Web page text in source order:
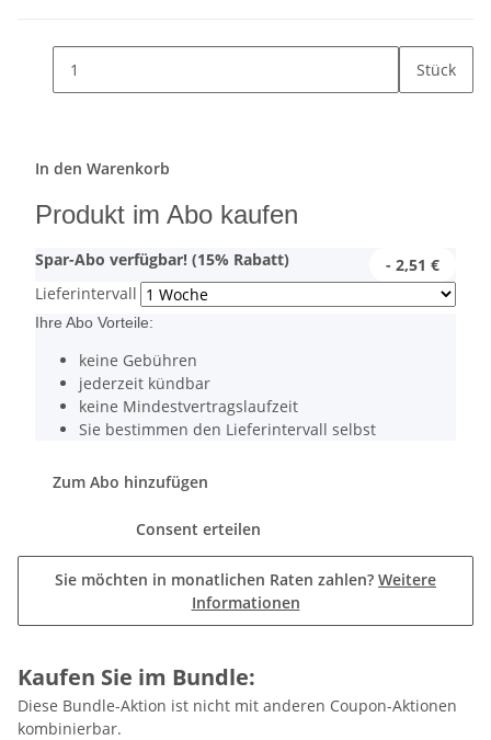
Stück
In den Warenkorb
Produkt im Abo kaufen
Spar-Abo verfügbar! (15% Rabatt)
- 2,51 €
Lieferintervall
Ihre Abo Vorteile:
keine Gebühren
jederzeit kündbar
keine Mindestvertragslaufzeit
Sie bestimmen den Lieferintervall selbst
Zum Abo hinzufügen
Consent erteilen
Sie möchten in monatlichen Raten zahlen? Weitere
Informationen
Kaufen Sie im Bundle:
Diese Bundle-Aktion ist nicht mit anderen Coupon-Aktionen
kombinierbar.